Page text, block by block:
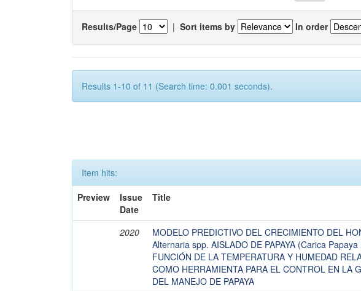
Results/Page | Sort items by In order
Results 1-10 of 11 (Search time: 0.001 seconds).
Item hits:
Preview
Issue
Date
Title
2020
MODELO PREDICTIVO DEL CRECIMIENTO DEL
Alternaria spp. AISLADO DE PAPAYA (Carica Papaya
FUNCIÓN DE LA TEMPERATURA Y HUMEDAD
COMO HERRAMIENTA PARA EL CONTROL EN LA
DEL MANEJO DE PAPAYA